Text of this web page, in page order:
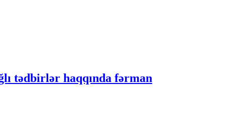
tədbirlər haqqında fərman